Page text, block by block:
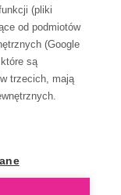
(pliki
od podmiotów
(Google
są
trzecich, mają